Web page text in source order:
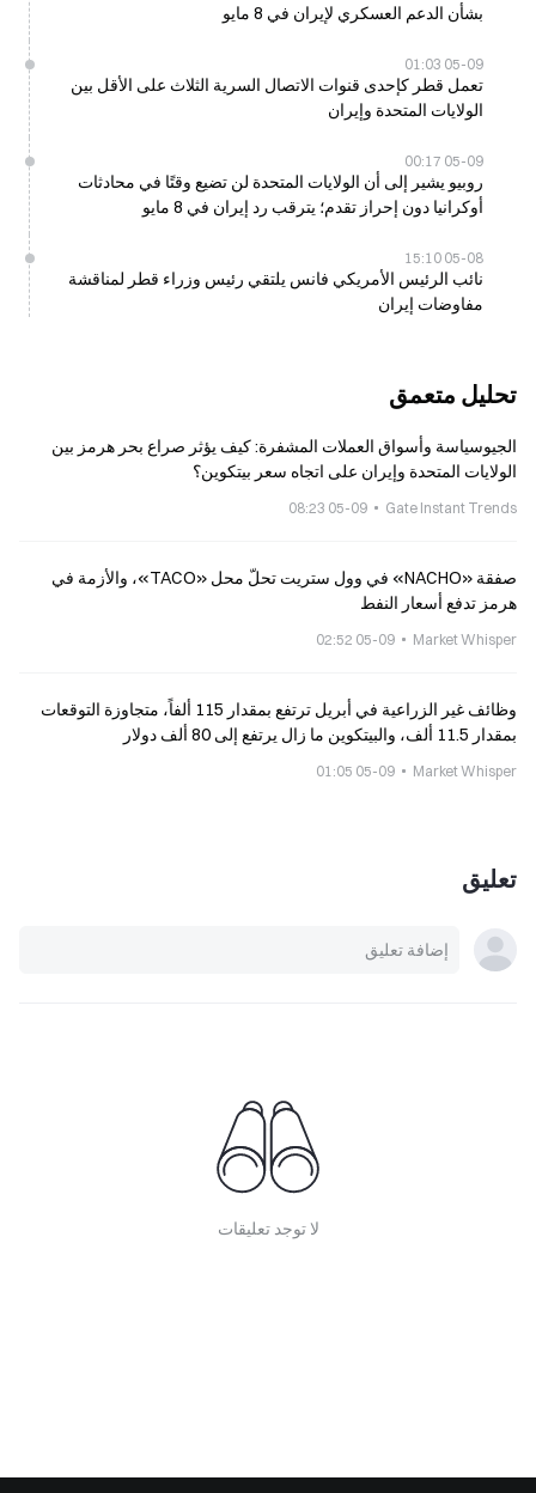
بشأن الدعم العسكري لإيران في 8 مايو
05-09 01:03
تعمل قطر كإحدى قنوات الاتصال السرية الثلاث على الأقل بين
الولايات المتحدة وإيران
05-09 00:17
روبيو يشير إلى أن الولايات المتحدة لن تضيع وقتًا في محادثات
أوكرانيا دون إحراز تقدم؛ يترقب رد إيران في 8 مايو
05-08 15:10
نائب الرئيس الأمريكي فانس يلتقي رئيس وزراء قطر لمناقشة
مفاوضات إيران
تحليل متعمق
الجيوسياسة وأسواق العملات المشفرة: كيف يؤثر صراع بحر هرمز بين
الولايات المتحدة وإيران على اتجاه سعر بيتكوين؟
Gate Instant Trends
05-09 08:23
صفقة «NACHO» في وول ستريت تحلّ محل «TACO»، والأزمة في
هرمز تدفع أسعار النفط
Market Whisper
05-09 02:52
وظائف غير الزراعية في أبريل ترتفع بمقدار 115 ألفاً، متجاوزة التوقعات
بمقدار 11.5 ألف، والبيتكوين ما زال يرتفع إلى 80 ألف دولار
Market Whisper
05-09 01:05
تعليق
لا توجد تعليقات